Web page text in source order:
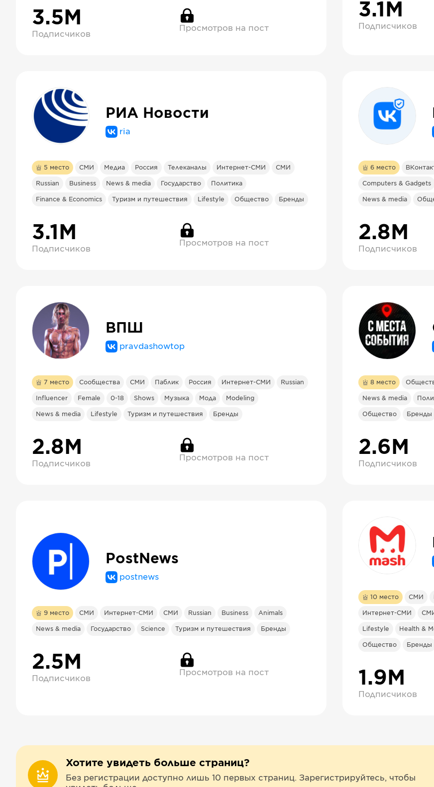
3.5М
Подписчиков
Просмотров на пост
3.1М
Подписчиков
РИА Новости
ria
5 место СМИ Медиа Россия Телеканалы Интернет-СМИ СМИ
Russian Business News & media Государство Политика
Finance & Economics Туризм и путешествия Lifestyle Общество Бренды
3.1М
Подписчиков
Просмотров на пост
6 место
Computers & Gadgets
News & media
2.8М
Подписчиков
ВПШ
pravdashowtop
7 место Сообщества СМИ Паблик Россия Интернет-СМИ Russian
Influencer Female 0-18 Shows Музыка Мода Modeling
News & media Lifestyle Туризм и путешествия Бренды
2.8М
Подписчиков
Просмотров на пост
8 место
News & media
Общество Бренды
2.6М
Подписчиков
PostNews
postnews
9 место СМИ Интернет-СМИ СМИ Russian Business Animals
News & media Государство Science Туризм и путешествия Бренды
2.5М
Подписчиков
Просмотров на пост
10 место СМИ
Интернет-СМИ
Lifestyle Health &
Общество Бренды
1.9М
Подписчиков
Хотите увидеть больше страниц?
Без регистрации доступно лишь 10 первых страниц. Зарегистрируйтесь, чтобы